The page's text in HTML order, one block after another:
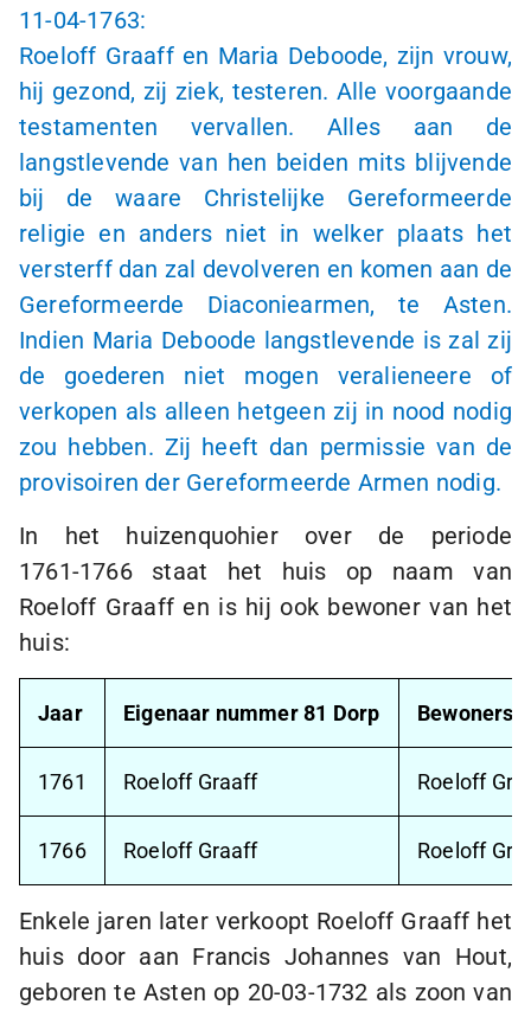
11-04-1763:
Roeloff Graaff en Maria Deboode, zijn vrouw,
hij gezond, zij ziek, testeren. Alle voorgaande
testamenten vervallen. Alles aan de
langstlevende van hen beiden mits blijvende
bij de waare Christelijke Gereformeerde
religie en anders niet in welker plaats het
versterff dan zal devolveren en komen aan de
Gereformeerde Diaconiearmen, te Asten.
Indien Maria Deboode langstlevende is zal zij
de goederen niet mogen veralieneere of
verkopen als alleen hetgeen zij in nood nodig
zou hebben. Zij heeft dan permissie van de
provisoiren der Gereformeerde Armen nodig.
In het huizenquohier over de periode
1761-1766staat het huis op naam van
Roeloff Graaff en is hij ook bewoner van het
huis:
Jaar Eigenaar nummer 81 Dorp Bewoners
1761 Roeloff Graaff Roeloff
1766 Roeloff Graaff Roeloff
Enkele jaren later verkoopt Roeloff Graaff het
huis door aan Francis Johannes van Hout,
geboren te Asten op 20-03-1732 als zoon van